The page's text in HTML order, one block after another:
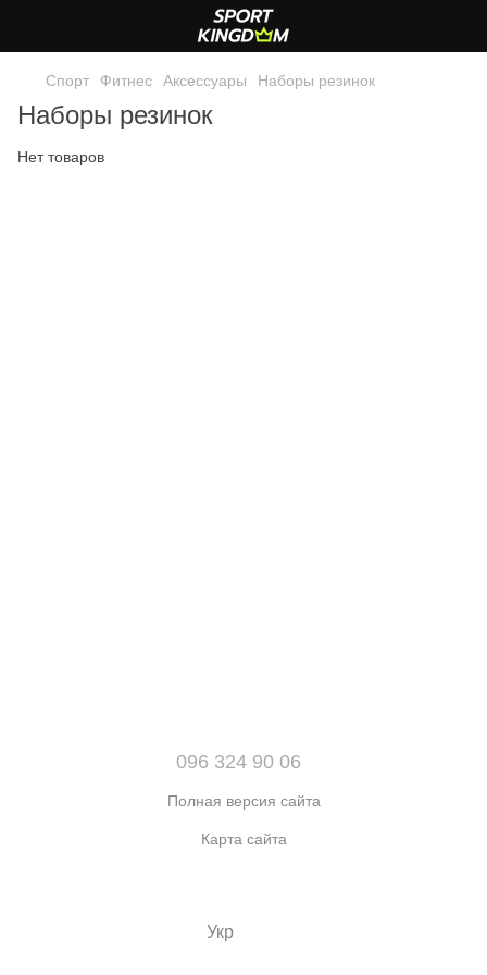
Спорт Фитнес Аксессуары Наборы резинок
Наборы резинок
Нет товаров
096 324 90 06
Полная версия сайта
Карта сайта
Укр